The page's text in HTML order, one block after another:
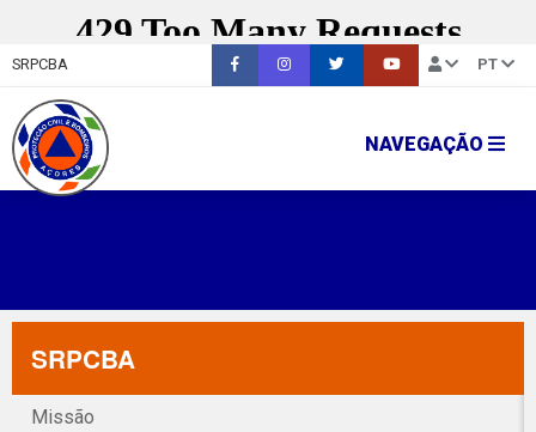
SRPCBA PT
NAVEGAÇÃO
SRPCBA
Missão